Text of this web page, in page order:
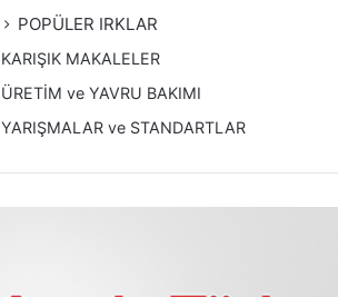
POPÜLER IRKLAR
KARIŞIK MAKALELER
ÜRETİM ve YAVRU BAKIMI
YARIŞMALAR ve STANDARTLAR